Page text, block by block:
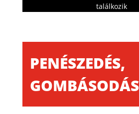
találkozik
PENÉSZEDÉS,
GOMBÁSODÁS